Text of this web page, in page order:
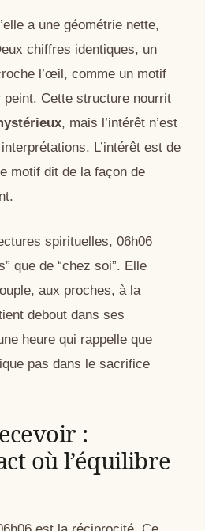
a une géométrie nette,
chiffres identiques, un
l’œil, comme un motif
peint. Cette structure nourrit
, mais l’intérêt n’est
L’intérêt est de
motif dit de la façon de
spirituelles, 06h06
que de “chez soi”. Elle
aux proches, à la
debout dans ses
heure qui rappelle que
pas dans le sacrifice
:
où l’équilibre